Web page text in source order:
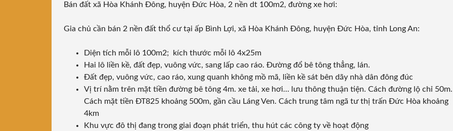
Bán đất xã Hòa Khánh Đông, huyện Đức Hòa, 2 nền dt 100m2, đường xe hơi:
Gia chủ cần bán 2 nền đất thổ cư tại ấp Bình Lợi, xã Hòa Khánh Đông, huyện Đức Hòa, tỉnh Long An:
Diện tích mỗi lô 100m2; kích thước mỗi lô 4x25m
Hai lô liền kề, đất đẹp, vuông vức, sang lấp cao ráo. Đường đổ bê tông thẳng, lán.
Đất đẹp, vuông vức, cao ráo, xung quanh không mồ mã, liền kề sát bên dãy nhà dân đông đúc
Vị trí nằm trên mặt tiền đường bê tông 4m. xe tải, xe hơi… lưu thông thuận tiện. Cách đường lộ chỉ 50m.
Cách mặt tiền ĐT825 khoảng 500m, gần cầu Láng Ven. Cách trung tâm ngã tư thị trấn Đức Hòa khoảng
4km
Khu vực đô thị đang trong giai đoạn phát triển, thu hút các công ty về hoạt động